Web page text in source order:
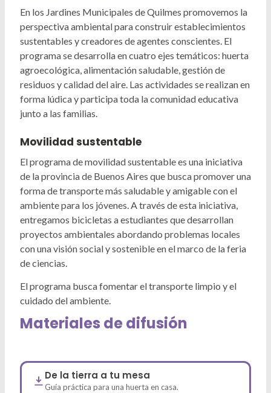
En los Jardines Municipales de Quilmes promovemos la
perspectiva ambiental para construir establecimientos
sustentables y creadores de agentes conscientes. El
programa se desarrolla en cuatro ejes temáticos: huerta
agroecológica, alimentación saludable, gestión de
residuos y calidad del aire. Las actividades se realizan en
forma lúdica y participa toda la comunidad educativa
junto a las familias.
Movilidad sustentable
El programa de movilidad sustentable es una iniciativa
de la provincia de Buenos Aires que busca promover una
forma de transporte más saludable y amigable con el
ambiente para los jóvenes. A través de esta iniciativa,
entregamos bicicletas a estudiantes que desarrollan
proyectos ambientales abordando problemas locales
con una visión social y sostenible en el marco de la feria
de ciencias.
El programa busca fomentar el transporte limpio y el
cuidado del ambiente.
Materiales de difusión
De la tierra a tu mesa
Guía práctica para una huerta en casa.